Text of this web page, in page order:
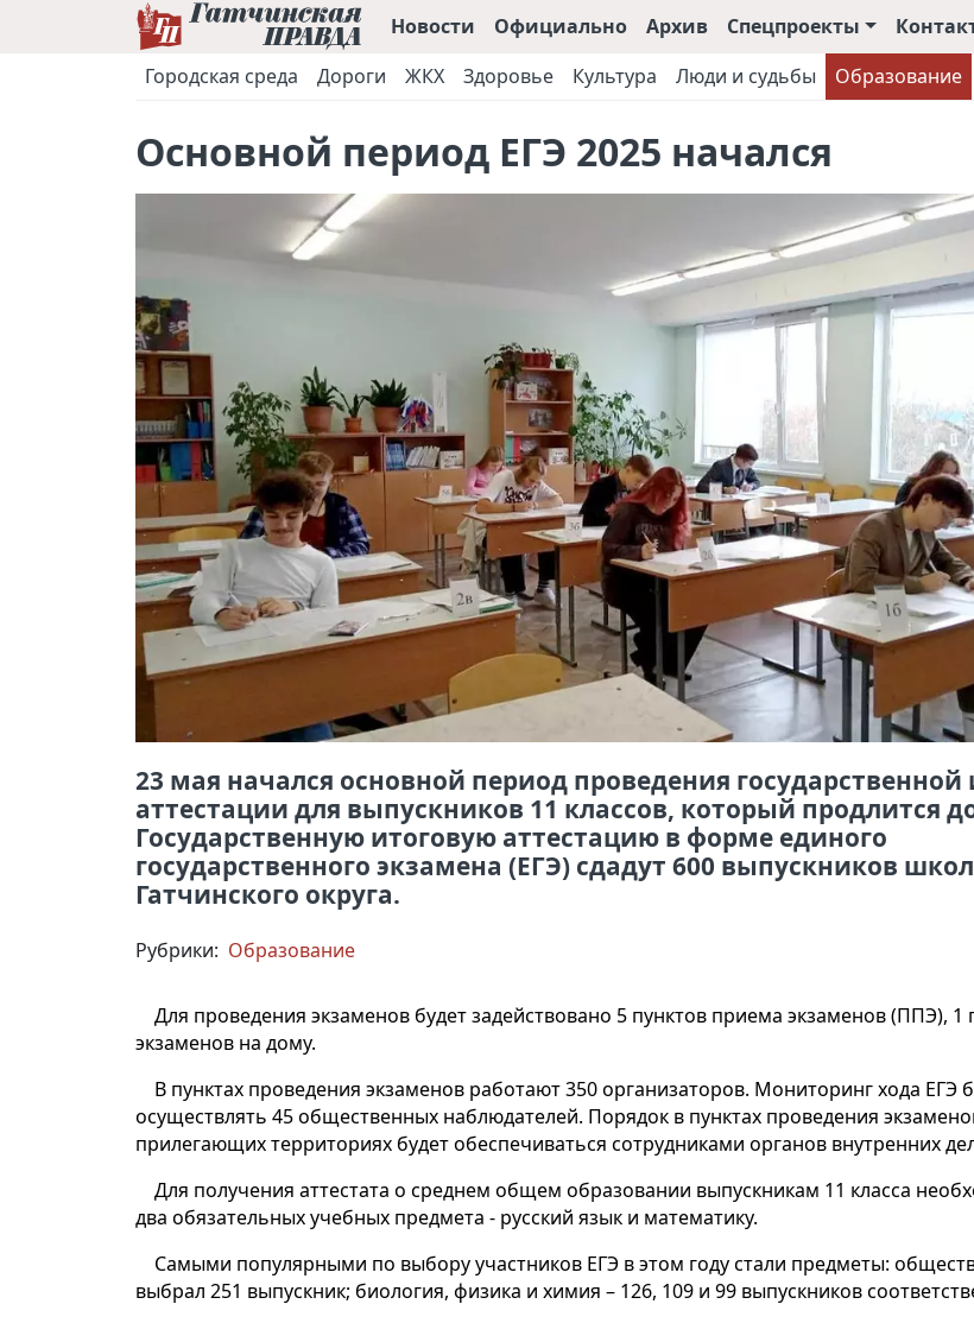
Новости Официально Архив Спецпроекты
Городская среда
Дороги ЖКХ Здоровье Культура Люди и судьбы Образование
Основной период ЕГЭ 2025 начался
23 мая начался основной период проведения государственной
аттестации для выпускников 11 классов, который продлится
Государственную итоговую аттестацию в форме единого
государственного экзамена (ЕГЭ) сдадут 600 выпускников школ
Гатчинского округа.
Рубрики: Образование
Для проведения экзаменов будет задействовано 5 пунктов приема экзаменов (ППЭ), 1
экзаменов на дому.
В пунктах проведения экзаменов работают 350 организаторов. Мониторинг хода ЕГЭ
осуществлять 45 общественных наблюдателей. Порядок в пунктах проведения
прилегающих территориях будет обеспечиваться сотрудниками органов внутренних
Для получения аттестата о среднем общем образовании выпускникам 11 класса
два обязательных учебных предмета - русский язык и математику.
Самыми популярными по выбору участников ЕГЭ в этом году стали предметы:
выбрал 251 выпускник; биология, физика и химия – 126, 109 и 99 выпускников